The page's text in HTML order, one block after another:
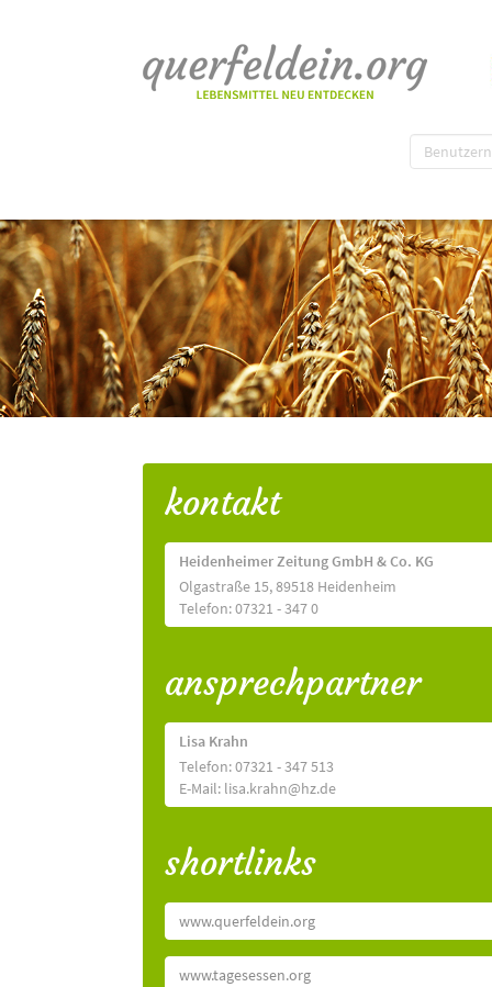
kontakt
Heidenheimer Zeitung GmbH & Co. KG
Olgastraße 15, 89518 Heidenheim
Telefon: 07321 - 347 0
ansprechpartner
Lisa Krahn
Telefon: 07321 - 347 513
E-Mail: lisa.krahn@hz.de
shortlinks
www.querfeldein.org
www.tagesessen.org